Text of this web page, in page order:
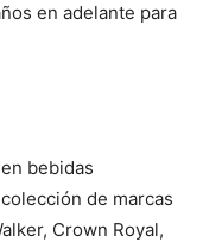
en adelante para
bebidas
de marcas
Crown Royal,